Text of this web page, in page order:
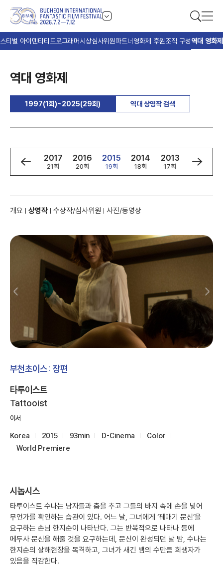
티벌 아이덴티티 프로그래머시상심사위원파트너 영화제 후원조직 구성역대 영화제
역대 영화제
1997(1회)~2025(29회) 역대 상영작 검색
2018
22회
2017
21회
2016
20회
2015
19회
2014
18회
2013
17회
2012
16회
개요 상영작 수상작/심사위원 사진/동영상
부천초이스: 장편
타투이스트
Tattooist
이서
Korea 2015 93min D-Cinema
Color
World Premiere
시놉시스
타투이스트 수나는 남자들과 춤을 추고 그들의 바지 속에 손을 넣어
무언가를 확인하는 습관이 있다. 어느 날, 그녀에게 ‘꿰매기 문신’을
요구하는 손님 한지순이 나타난다. 그는 반복적으로 나타나 등에
메두사 문신을 해줄 것을 요구하는데, 문신이 완성되던 날 밤, 수나는
한지순의 살해현장을 목격하고, 그녀가 새긴 뱀의 수만큼 희생자가
있음을 직감한다.